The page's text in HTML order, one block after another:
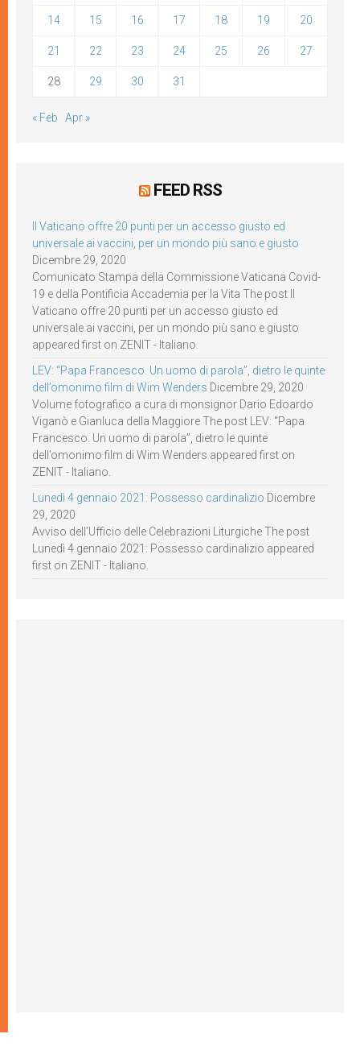
14 15 16 17 18 19 20
21 22 23 24 25 26 27
28 29 30 31
« Feb Apr »
FEED RSS
Il Vaticano offre 20 punti per un accesso giusto ed
universale ai vaccini, per un mondo più sano e giusto
Dicembre 29, 2020
Comunicato Stampa della Commissione Vaticana Covid-
19 e della Pontificia Accademia per la Vita The post Il
Vaticano offre 20 punti per un accesso giusto ed
universale ai vaccini, per un mondo più sano e giusto
appeared first on ZENIT - Italiano.
LEV: “Papa Francesco. Un uomo di parola”, dietro le quinte
dell’omonimo film di Wim Wenders Dicembre 29, 2020
Volume fotografico a cura di monsignor Dario Edoardo
Viganò e Gianluca della Maggiore The post LEV: “Papa
Francesco. Un uomo di parola”, dietro le quinte
dell’omonimo film di Wim Wenders appeared first on
ZENIT - Italiano.
Lunedì 4 gennaio 2021: Possesso cardinalizio Dicembre
29, 2020
Avviso dell’Ufficio delle Celebrazioni Liturgiche The post
Lunedì 4 gennaio 2021: Possesso cardinalizio appeared
first on ZENIT - Italiano.